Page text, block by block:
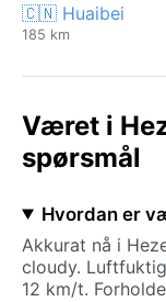
🇨🇳 Huaibei
185 km
Været i
spørsmål
Hvordan er
Akkurat nå i
cloudy.
12 km/t.